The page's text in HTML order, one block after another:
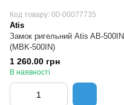
Код товару: 00-00077735
Atis
Замок ригельний Atis AB-500IN
(MBK-500IN)
1 260.00 грн
В наявності